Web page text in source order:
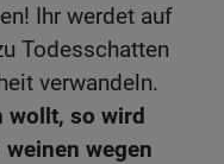
Ihr werdet auf
Todesschatten
verwandeln.
wollt, so wird
wegen